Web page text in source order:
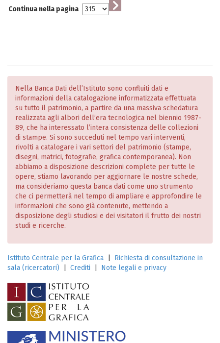
Continua nella pagina
Nella Banca Dati dell’Istituto sono confluiti dati e
informazioni della catalogazione informatizzata effettuata
su tutto il patrimonio, a partire da una massiva schedatura
realizzata agli albori dell’era tecnologica nel biennio 1987-
89, che ha interessato l’intera consistenza delle collezioni
di stampe. Si sono succeduti nel tempo vari interventi,
rivolti a catalogare i vari settori del patrimonio (stampe,
disegni, matrici, fotografie, grafica contemporanea). Non
abbiamo a disposizione descrizioni complete per tutte le
opere, stiamo lavorando per aggiornare le nostre schede,
ma consideriamo questa banca dati come uno strumento
che ci permetterà nel tempo di ampliare e approfondire le
informazioni che sono già contenute, mettendo a
disposizione degli studiosi e dei visitatori il frutto dei nostri
studi e ricerche.
Istituto Centrale per la Grafica
Richiesta di consultazione in
sala (ricercatori)
Crediti Note legali e privacy